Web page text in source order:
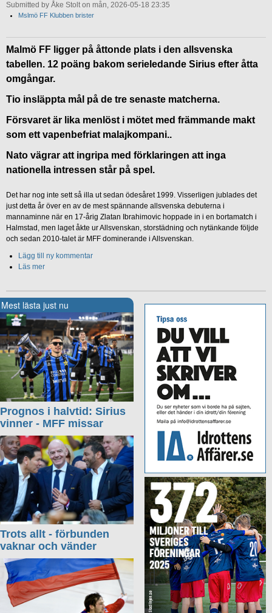
Submitted by Åke Stolt on mån, 2026-05-18 23:35
Mslmö FF Klubben brister
Malmö FF ligger på åttonde plats i den allsvenska
tabellen. 12 poäng bakom serieledande Sirius efter åtta
omgångar.
Tio insläppta mål på de tre senaste matcherna.
Försvaret är lika menlöst i mötet med främmande makt
som ett vapenbefriat malajkompani..
Nato vägrar att ingripa med förklaringen att inga
nationella intressen står på spel.
Det har nog inte sett så illa ut sedan ödesåret 1999. Visserligen jublades det
just detta år över en av de mest spännande allsvenska debuterna i
mannaminne när en 17-årig Zlatan Ibrahimovic hoppade in i en bortamatch i
Halmstad, men laget åkte ur Allsvenskan, storstädning och nytänkande följde
och sedan 2010-talet är MFF dominerande i Allsvenskan.
Lägg till ny kommentar
Läs mer
Mest lästa just nu
Prognos i halvtid: Sirius
vinner - MFF missar
Trots allt - förbunden
vaknar och vänder